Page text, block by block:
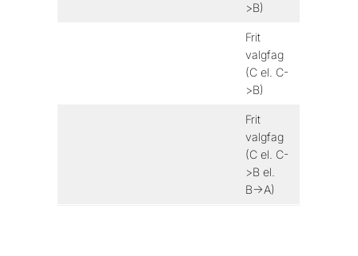
>B)
Frit
valgfag
(C el. C-
>B)
Frit
valgfag
(C el. C-
>B el.
B->A)